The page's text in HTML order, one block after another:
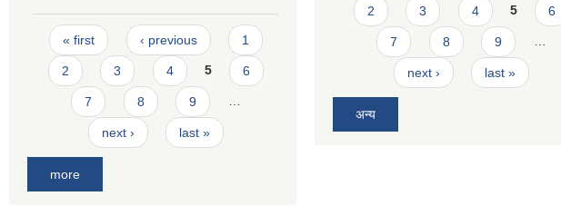
Pages
« first ‹ previous 1
2 3 4 5 6
7 8 9 …
next › last »
more
2 3 4 5 6
7 8 9 …
next › last »
अन्य